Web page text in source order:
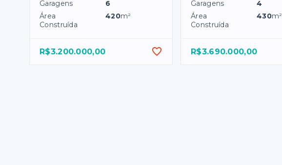
Garagens
6
Área
Construída
420m²
R$3.200.000,00
Garagens
4
Área
Construída
430m²
R$3.690.000,00